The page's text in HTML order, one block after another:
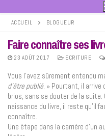
Rechercher :
ACCUEIL BLOGUEUR
Faire connaître ses
23 AOÛT 2017 ECRITURE
Vous l’avez sûrement entendu
d’être publié. » Pourtant, il
brios, sans se douter de la
naissance du livre, il reste qu’il
connaître.
Une étape dans la carrière d’un